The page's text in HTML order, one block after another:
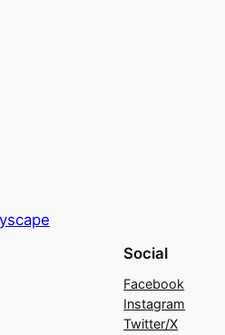
Social
Facebook
Instagram
Twitter/X